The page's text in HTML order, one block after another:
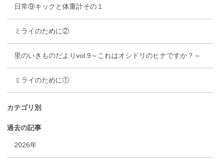
日常⑨キックと体重計その１
ミライのために②
里のいきものだよりvol.9～これはオシドリのヒナですか？～
ミライのために①
カテゴリ別
過去の記事
2026年